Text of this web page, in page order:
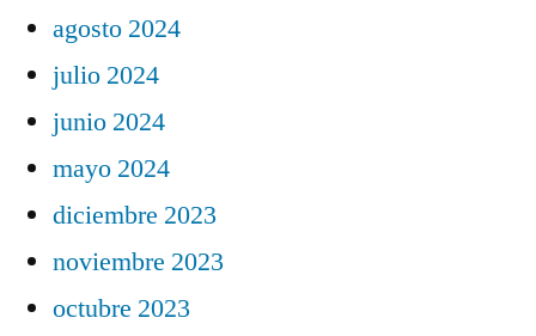
agosto 2024
julio 2024
junio 2024
mayo 2024
diciembre 2023
noviembre 2023
octubre 2023